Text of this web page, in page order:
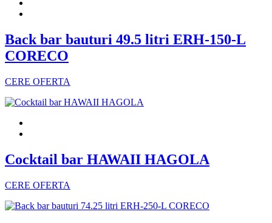
Back bar bauturi 49.5 litri ERH-150-L
CORECO
CERE OFERTA
Cocktail bar HAWAII HAGOLA
CERE OFERTA